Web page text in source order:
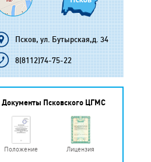
Псков, ул. Бутырская,д. 34
8(8112)74-75-22
Документы Псковского ЦГМС
Положение Лицензия